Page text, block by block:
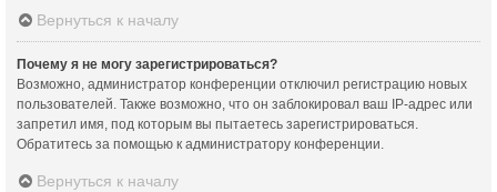
Вернуться к началу
Почему я не могу зарегистрироваться?
Возможно, администратор конференции отключил регистрацию новых
пользователей. Также возможно, что он заблокировал ваш IP-адрес или
запретил имя, под которым вы пытаетесь зарегистрироваться.
Обратитесь за помощью к администратору конференции.
Вернуться к началу